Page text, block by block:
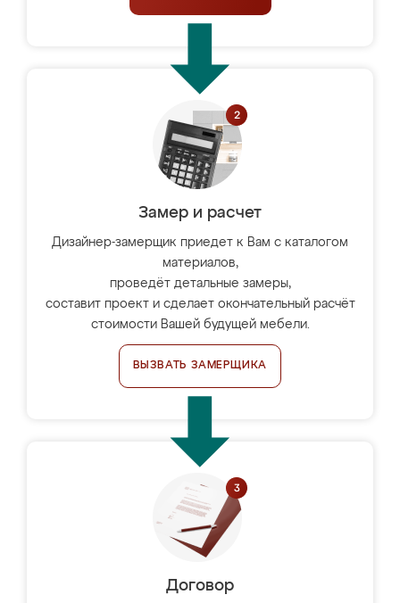
Замер и расчет
Дизайнер-замерщик приедет к Вам с каталогом
материалов,
проведёт детальные замеры,
составит проект и сделает окончательный расчёт
стоимости Вашей будущей мебели.
ВЫЗВАТЬ ЗАМЕРЩИКА
Договор